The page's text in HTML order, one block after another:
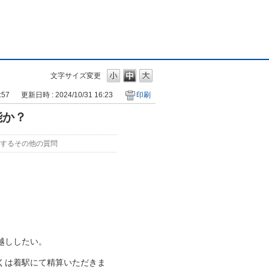
文字サイズ変更
更新日時 : 2024/10/31 16:23 印刷
？
るその他の質問
したい。
着駅にて精算いただきま